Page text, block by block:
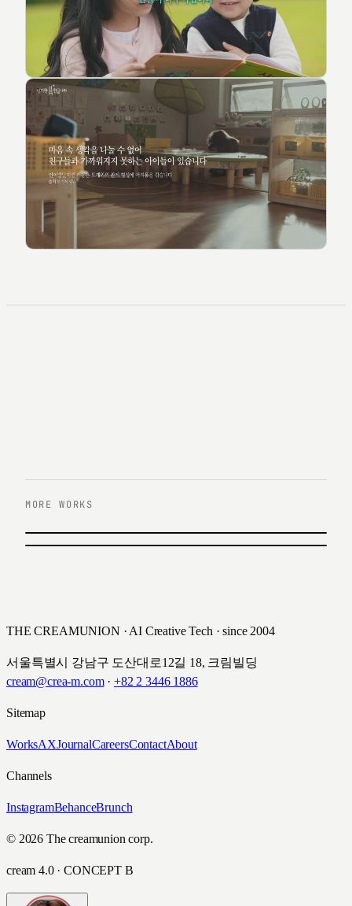
MORE WORKS
THE CREAMUNION · AI Creative Tech · since 2004
서울특별시 강남구 도산대로12길 18, 크림빌딩
cream@crea-m.com· +82 2 3446 1886
Sitemap
WorksAXJournalCareersContactAbout
Channels
InstagramBehanceBrunch
© 2026 The creamunion corp.
cream 4.0 · CONCEPT B